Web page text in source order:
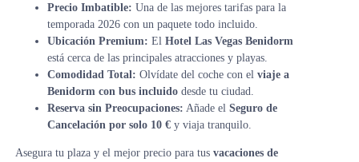
Precio Imbatible: Una de las mejores tarifas para la
temporada 2026 con un paquete todo incluido.
Ubicación Premium: El Hotel Las Vegas Benidorm
está cerca de las principales atracciones y playas.
Comodidad Total: Olvídate del coche con el viaje a
Benidorm con bus incluidodesde tu ciudad.
Reserva sin Preocupaciones: Añade el Seguro de
Cancelación por solo 10 €y viaja tranquilo.
Asegura tu plaza y el mejor precio para tus vacaciones de